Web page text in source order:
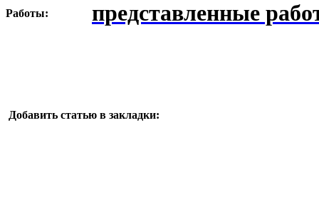
Работы: представленные
Добавить статью в закладки: